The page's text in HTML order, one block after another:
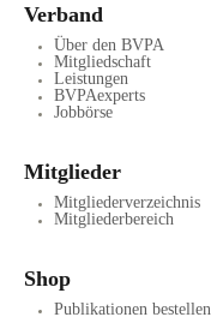
Verband
Über den BVPA
Mitgliedschaft
Leistungen
BVPAexperts
Jobbörse
Mitglieder
Mitgliederverzeichnis
Mitgliederbereich
Shop
Publikationen bestellen